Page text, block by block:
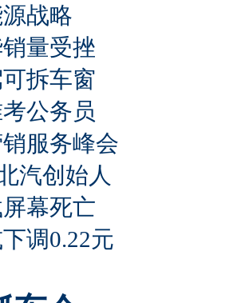
战略
量受挫
拆车窗
公务员
服务峰会
汽创始人
幕死亡
调0.22元